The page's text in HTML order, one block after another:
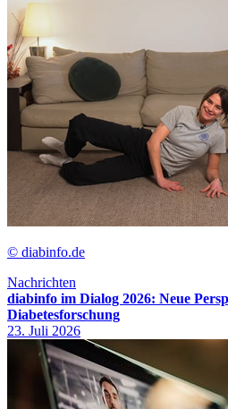
© diabinfo.de
Nachrichten
diabinfo im Dialog 2026: Neue
Diabetesforschung
23. Juli 2026